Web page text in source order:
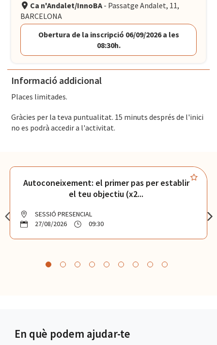
Ca n'Andalet/InnoBA - Passatge Andalet, 11,
BARCELONA
Obertura de la inscripció 06/09/2026 a les
08:30h.
Informació addicional
Places limitades.
Gràcies per la teva puntualitat. 15 minuts després de l'inici
no es podrà accedir a l'activitat.
Autoconeixement: el primer pas per establir
el teu objectiu (x2...
SESSIÓ PRESENCIAL
27/08/2026
09:30
En què podem ajudar-te